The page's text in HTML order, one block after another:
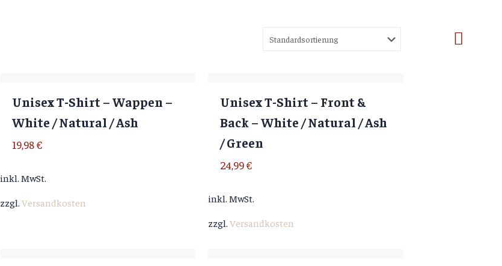
Unisex T-Shirt – Wappen –
White / Natural / Ash
19,98€
inkl. MwSt.
zzgl.Versandkosten
Unisex T-Shirt – Front &
Back – White / Natural / Ash
/ Green
24,99€
inkl. MwSt.
zzgl.Versandkosten